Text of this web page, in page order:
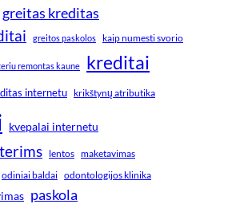
greitas kreditas
greitos paskolos kaip numesti svorio
remontas kaune kreditai
internetu krikštynų atributika
kvepalai internetu
lentos maketavimas
odiniai baldai odontologijos klinika
paskola